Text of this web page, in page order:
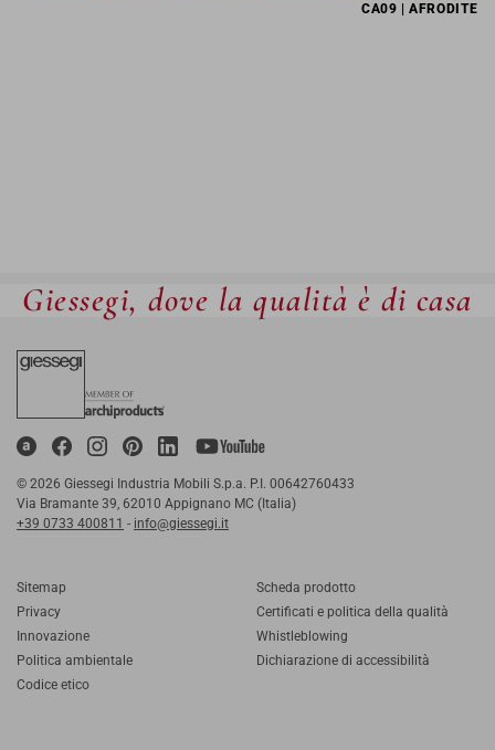
CA09 | AFRODITE
Giessegi, dove la qualità è di casa
© 2026 Giessegi Industria Mobili S.p.a. P.I. 00642760433
Via Bramante 39, 62010 Appignano MC (Italia)
+39 0733 400811 - info@giessegi.it
Sitemap
Privacy
Innovazione
Politica ambientale
Codice etico
Scheda prodotto
Certificati e politica della qualità
Whistleblowing
Dichiarazione di accessibilità